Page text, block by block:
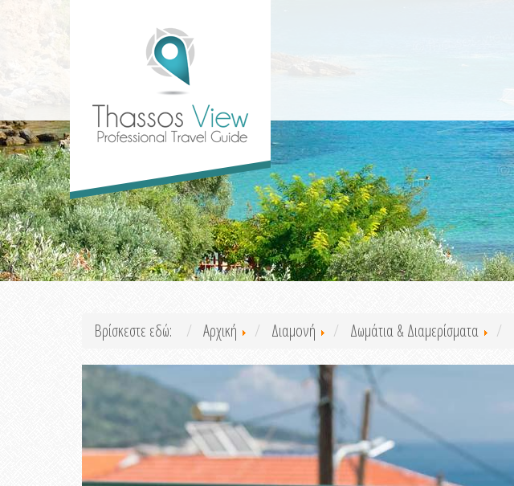
Βρίσκεστε εδώ: Αρχική Διαμονή Δωμάτια & Διαμερίσματα